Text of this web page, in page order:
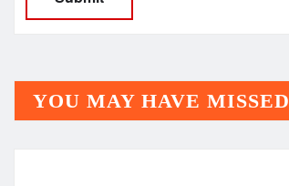
YOU MAY HAVE MISSED